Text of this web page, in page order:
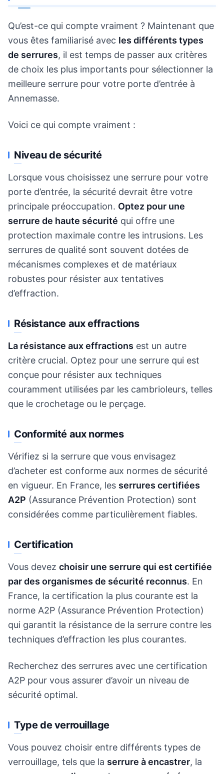
Qu’est-ce qui compte vraiment ? Maintenant que
vous êtes familiarisé avec les différents types
de serrures, il est temps de passer aux critères
de choix les plus importants pour sélectionner la
meilleure serrure pour votre porte d’entrée à
Annemasse.
Voici ce qui compte vraiment :
Niveau de sécurité
Lorsque vous choisissez une serrure pour votre
porte d’entrée, la sécurité devrait être votre
principale préoccupation. Optez pour une
serrure de haute sécurité qui offre une
protection maximale contre les intrusions. Les
serrures de qualité sont souvent dotées de
mécanismes complexes et de matériaux
robustes pour résister aux tentatives
d’effraction.
Résistance aux effractions
La résistance aux effractions est un autre
critère crucial. Optez pour une serrure qui est
conçue pour résister aux techniques
couramment utilisées par les cambrioleurs, telles
que le crochetage ou le perçage.
Conformité aux normes
Vérifiez si la serrure que vous envisagez
d’acheter est conforme aux normes de sécurité
en vigueur. En France, les serrures certifiées
A2P (Assurance Prévention Protection) sont
considérées comme particulièrement fiables.
Certification
Vous devez choisir une serrure qui est certifiée
par des organismes de sécurité reconnus. En
France, la certification la plus courante est la
norme A2P (Assurance Prévention Protection)
qui garantit la résistance de la serrure contre les
techniques d’effraction les plus courantes.
Recherchez des serrures avec une certification
A2P pour vous assurer d’avoir un niveau de
sécurité optimal.
Type de verrouillage
Vous pouvez choisir entre différents types de
verrouillage, tels que la serrure à encastrer, la